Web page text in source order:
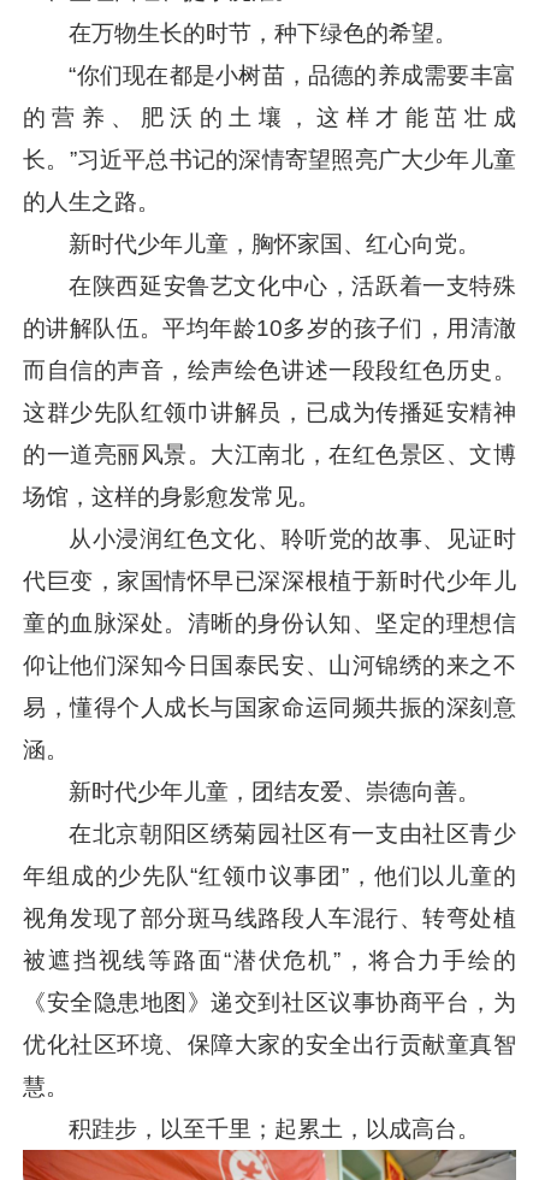
在万物生长的时节，种下绿色的希望。
“你们现在都是小树苗，品德的养成需要丰富
的营养、肥沃的土壤，这样才能茁壮成
长。”习近平总书记的深情寄望照亮广大少年儿童
的人生之路。
新时代少年儿童，胸怀家国、红心向党。
在陕西延安鲁艺文化中心，活跃着一支特殊
的讲解队伍。平均年龄10多岁的孩子们，用清澈
而自信的声音，绘声绘色讲述一段段红色历史。
这群少先队红领巾讲解员，已成为传播延安精神
的一道亮丽风景。大江南北，在红色景区、文博
场馆，这样的身影愈发常见。
从小浸润红色文化、聆听党的故事、见证时
代巨变，家国情怀早已深深根植于新时代少年儿
童的血脉深处。清晰的身份认知、坚定的理想信
仰让他们深知今日国泰民安、山河锦绣的来之不
易，懂得个人成长与国家命运同频共振的深刻意
涵。
新时代少年儿童，团结友爱、崇德向善。
在北京朝阳区绣菊园社区有一支由社区青少
年组成的少先队“红领巾议事团”，他们以儿童的
视角发现了部分斑马线路段人车混行、转弯处植
被遮挡视线等路面“潜伏危机”，将合力手绘的
《安全隐患地图》递交到社区议事协商平台，为
优化社区环境、保障大家的安全出行贡献童真智
慧。
积跬步，以至千里；起累土，以成高台。